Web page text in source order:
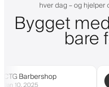
hver dag – og
Bygget
bare